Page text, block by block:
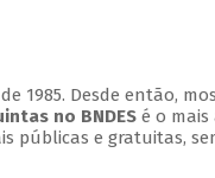
1985. Desde então,
no BNDESé o mais
públicas e gratuitas,